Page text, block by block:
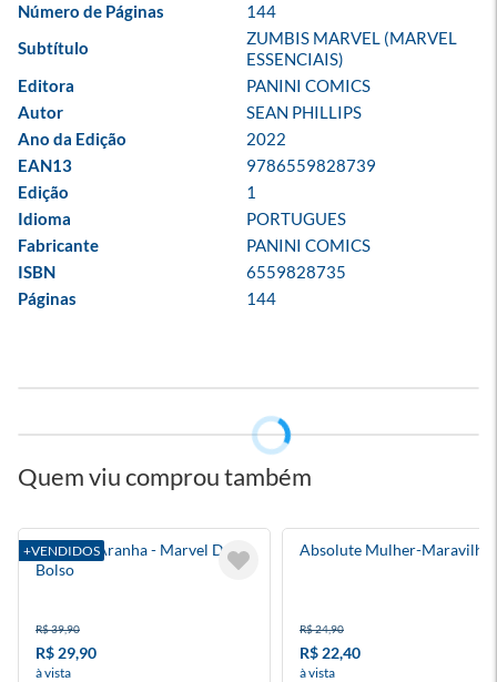
Número de Páginas
144
Subtítulo
ZUMBIS MARVEL (MARVEL
ESSENCIAIS)
Editora
PANINI COMICS
Autor
SEAN PHILLIPS
Ano da Edição
2022
EAN13
9786559828739
Edição
1
Idioma
PORTUGUES
Fabricante
PANINI COMICS
ISBN
6559828735
Páginas
144
Quem viu comprou também
+VENDIDOS
Homem-Aranha - Marvel De
Bolso
R$ 39,90
R$ 29,90
à vista
Absolute Mulher-Maravilha
R$ 24,90
R$ 22,40
à vista